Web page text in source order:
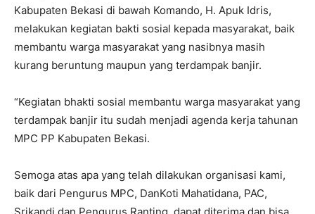
Kabupaten Bekasi di bawah Komando, H. Apuk Idris,
melakukan kegiatan bakti sosial kepada masyarakat, baik
membantu warga masyarakat yang nasibnya masih
kurang beruntung maupun yang terdampak banjir.
“Kegiatan bhakti sosial membantu warga masyarakat yang
terdampak banjir itu sudah menjadi agenda kerja tahunan
MPC PP Kabupaten Bekasi.
Semoga atas apa yang telah dilakukan organisasi kami,
baik dari Pengurus MPC, DanKoti Mahatidana, PAC,